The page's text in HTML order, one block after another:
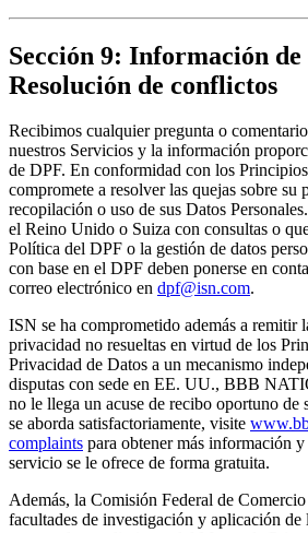
Sección 9: Información de
Resolución de conflictos
Recibimos cualquier pregunta o
nuestros Servicios y la información
de DPF. En conformidad con los
compromete a resolver las quejas sobre su
recopilación o uso de sus Datos
el Reino Unido o Suiza con consultas o
Política del DPF o la gestión de datos
con base en el DPF deben ponerse en
correo electrónico en dpf@isn.com.
ISN se ha comprometido además a remitir
privacidad no resueltas en virtud de los
Privacidad de Datos a un mecanismo
disputas con sede en EE. UU., BBB
no le llega un acuse de recibo oportuno de
se aborda satisfactoriamente, visite
complaints para obtener más información
servicio se le ofrece de forma gratuita.
Además, la Comisión Federal de
facultades de investigación y aplicación